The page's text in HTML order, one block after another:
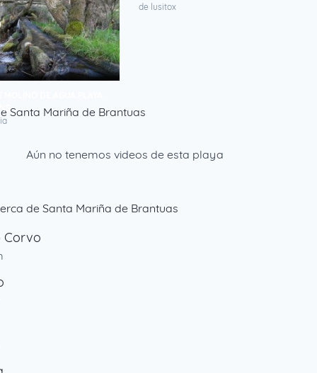
de lusitox
Santa Mariña de Brantuas
Aún no tenemos videos de esta playa
de Santa Mariña de Brantuas
Corvo